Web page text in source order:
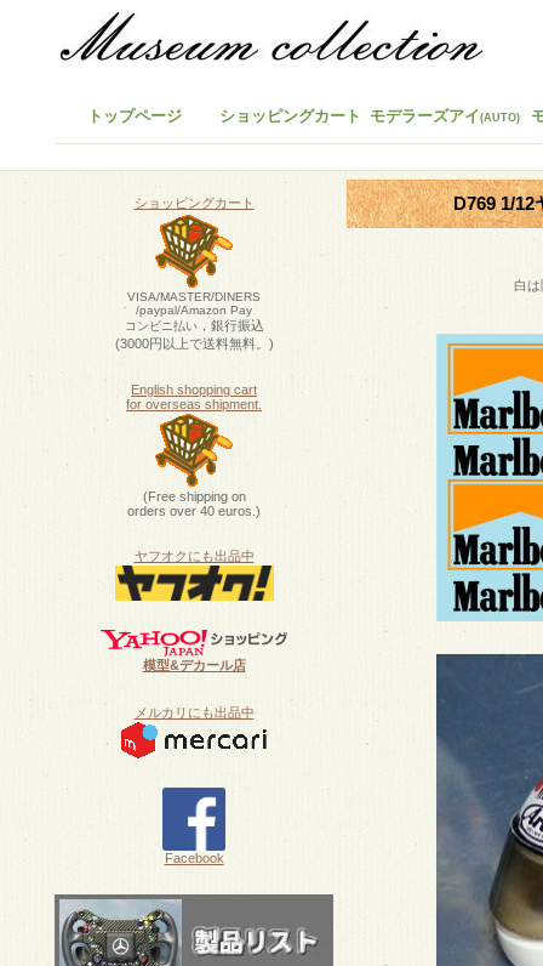
D769 1/12
白は
トップページ ショッピングカート モデラーズアイ(AUTO)
ショッピングカート
VISA/MASTER/DINERS
/paypal/Amazon Pay
コンビニ払い，銀行振込
(3000円以上で送料無料。)
English shopping cart
for overseas shipment.
(Free shipping on
orders over 40 euros.)
ヤフオクにも出品中
模型&デカール店
メルカリにも出品中
Facebook